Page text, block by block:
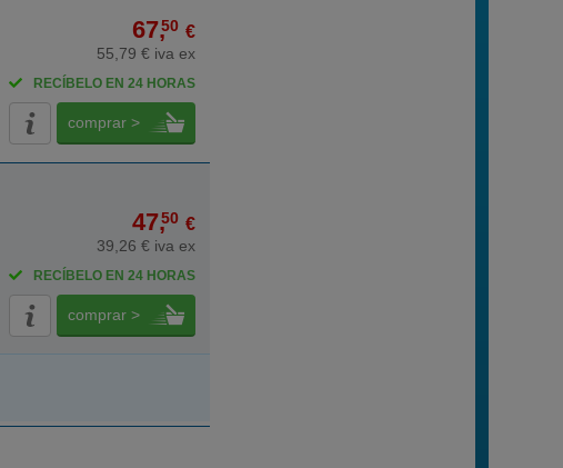
67,50 €
55,79 € iva ex
RECÍBELO EN 24 HORAS
comprar >
47,50 €
39,26 € iva ex
RECÍBELO EN 24 HORAS
comprar >